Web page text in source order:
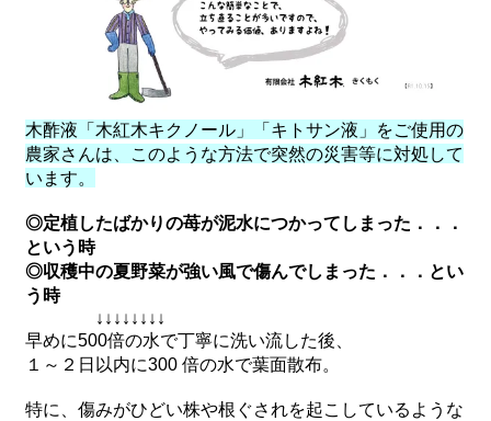
木酢液「木紅木キクノール」「キトサン液」をご使用の
農家さんは、このような方法で突然の災害等に対処して
います。
◎定植したばかりの苺が泥水につかってしまった．．．
という時
◎収穫中の夏野菜が強い風で傷んでしまった．．．とい
う時
↓↓↓↓↓↓↓↓
早めに500倍の水で丁寧に洗い流した後、
１～２日以内に300 倍の水で葉面散布。
特に、傷みがひどい株や根ぐされを起こしているような